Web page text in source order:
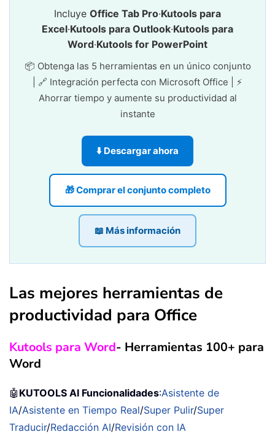
Incluye Office Tab Pro·Kutools para
Excel·Kutools para Outlook·Kutools para
Word·Kutools for PowerPoint
📦 Obtenga las 5 herramientas en un único conjunto
| 🔗 Integración perfecta con Microsoft Office | ⚡
Ahorrar tiempo y aumente su productividad al
instante
⬇️ Descargar ahora
🎁 Comprar el conjunto completo
📖 Más información
Las mejores herramientas de
productividad para Office
Kutools para Word- Herramientas 100+ para
Word
🤖 KUTOOLS AI Funcionalidades:Asistente de
IA/Asistente en Tiempo Real/Super Pulir/Super
Traducir/Redacción AI/Revisión con IA